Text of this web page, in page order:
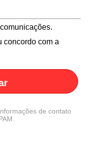
concordo com a
de contato